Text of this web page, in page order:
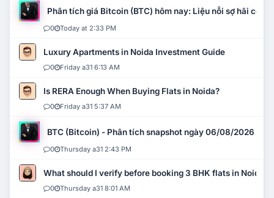
Phân tích giá Bitcoin (BTC) hôm nay: Liệu nỗi sợ hãi có
0 Today at 2:33 PM
Luxury Apartments in Noida Investment Guide
0 Friday a31 6:13 AM
Is RERA Enough When Buying Flats in Noida?
0 Friday a31 5:37 AM
BTC (Bitcoin) - Phân tích snapshot ngày 06/08/2026
0 Thursday a31 2:43 PM
What should I verify before booking 3 BHK flats in Noida?
0 Thursday a31 8:01 AM